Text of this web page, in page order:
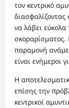
τον κεντρικό
διασφαλίζοντας
να λάβει
σκοραρίσματος.
παραμονή
είναι ενήμεροι
Η
επίσης την
κεντρικοί